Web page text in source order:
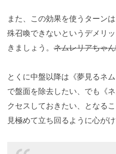
また、この効果を使うターン
殊召喚できないというデメリ
きましょう。 ネムレリアちゃ
とくに中盤以降は《夢見るネ
で盤面を除去したい、でも《
クセスしておきたい、となる
見極めて立ち回るように心がけ